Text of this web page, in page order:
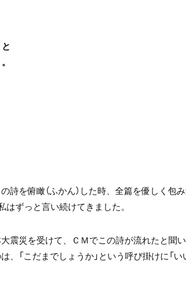
詩を俯瞰（ふかん）した時、全篇を優しく包
はずっと言い続けてきました。
震災を受けて、ＣＭでこの詩が流れたと聞
、「こだまでしょうか」という呼び掛けに「